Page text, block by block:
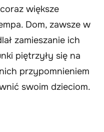
większe
Dom, zawsze w
zamieszanie ich
piętrzyły się na
przypomnieniem
swoim dzieciom.